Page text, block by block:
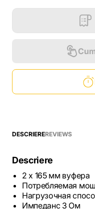
DESCRIEREREVIEWS
Descriere
2 х 165 мм вуфера
Потребляемая
Нагрузочная
Импеданс 3 Ом